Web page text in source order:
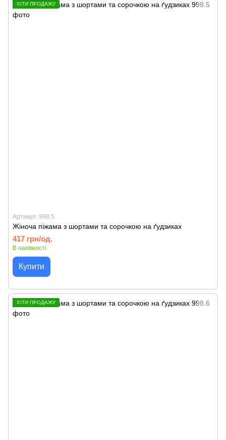
ХІТИ ПРОДАЖУ
Артикул: 998.5
Жіноча піжама з шортами та сорочкою на ґудзиках
417 грн/од.
В наявності
Купити
ХІТИ ПРОДАЖУ